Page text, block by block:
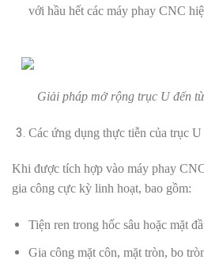
với hầu hết các máy phay CNC
Giải pháp mở rộng trục U đến
Các ứng dụng thực tiễn của trục U
Khi được tích hợp vào máy phay
gia công cực kỳ linh hoạt, bao gồm:
Tiện ren trong hốc sâu hoặc mặt
Gia công mặt côn, mặt tròn, bo